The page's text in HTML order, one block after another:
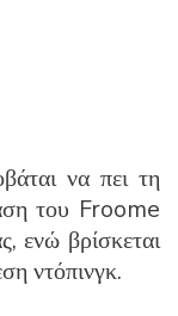
να πει τη
του Froome
ενώ βρίσκεται
ντόπινγκ.